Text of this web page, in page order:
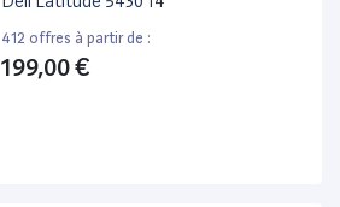
412 offres à partir de :
199,00 €